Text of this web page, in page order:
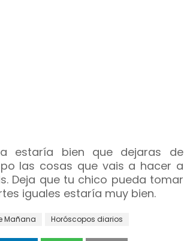
estaría bien que dejaras de
las cosas que vais a hacer a
Deja que tu chico pueda tomar
iguales estaría muy bien.
Mañana Horóscopos diarios